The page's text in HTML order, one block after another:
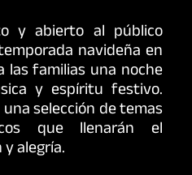
y abierto al público
navideña en
las familias una noche
y espíritu festivo.
selección de temas
que llenarán el
alegría.